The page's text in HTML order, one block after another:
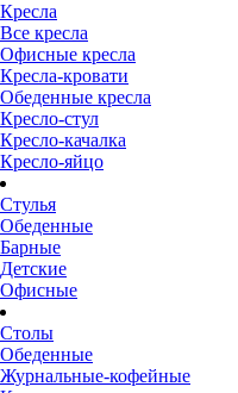
Кресла
Все кресла
Офисные кресла
Кресла-кровати
Обеденные кресла
Кресло-стул
Кресло-качалка
Кресло-яйцо
Стулья
Обеденные
Барные
Детские
Офисные
Столы
Обеденные
Журнальные-кофейные